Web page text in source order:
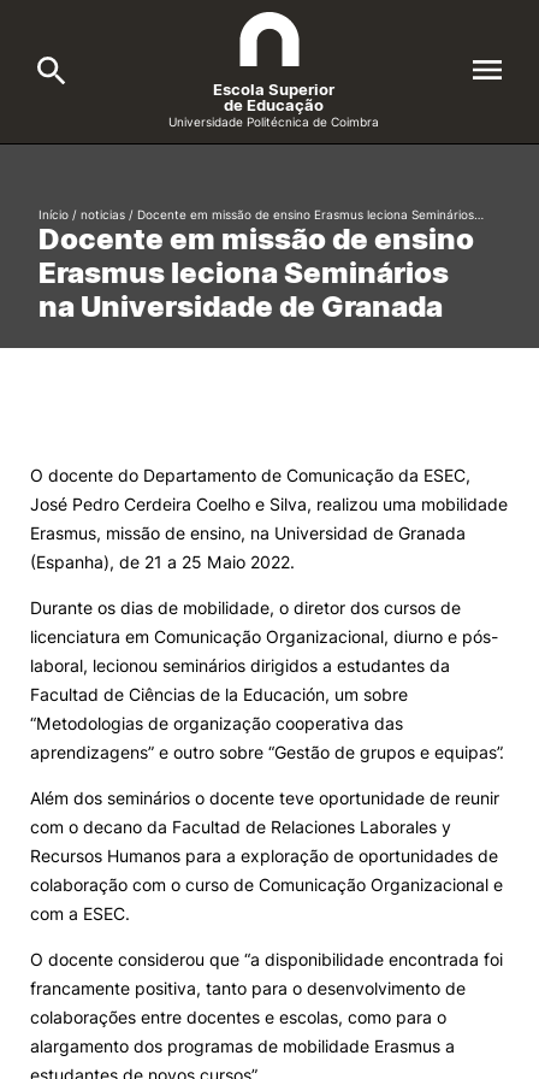
Cursos
Candidatos
Alunos
Candidaturas
Elogio / Sugestão / Reclamação Contactos Denúncias
Escola Superior
de Educação
Universidade Politécnica de Coimbra
Search
Formative Offer General
Docente em missão de ensino
Erasmus leciona Seminários
na Universidade de Granada
Início / noticias / Docente em missão de ensino Erasmus leciona Seminários…
O docente do Departamento de Comunicação da ESEC,
José Pedro Cerdeira Coelho e Silva, realizou uma mobilidade
Erasmus, missão de ensino, na Universidad de Granada
(Espanha), de 21 a 25 Maio 2022.
Durante os dias de mobilidade, o diretor dos cursos de
licenciatura em Comunicação Organizacional, diurno e pós-
laboral, lecionou seminários dirigidos a estudantes da
Facultad de Ciências de la Educación, um sobre
“Metodologias de organização cooperativa das
aprendizagens” e outro sobre “Gestão de grupos e equipas”.
Além dos seminários o docente teve oportunidade de reunir
com o decano da Facultad de Relaciones Laborales y
Recursos Humanos para a exploração de oportunidades de
colaboração com o curso de Comunicação Organizacional e
com a ESEC.
O docente considerou que “a disponibilidade encontrada foi
francamente positiva, tanto para o desenvolvimento de
colaborações entre docentes e escolas, como para o
alargamento dos programas de mobilidade Erasmus a
estudantes de novos cursos”.